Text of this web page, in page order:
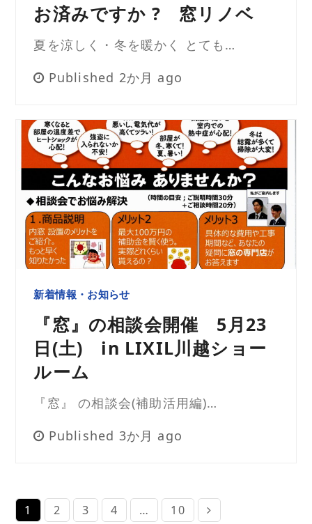
お済みですか ? 窓リノベ
夏を涼しく・冬を暖かく とても…
Published 2か月 ago
新着情報・お知らせ
『窓』の相談会開催 5月23
日(土) in LIXIL川越ショー
ルーム
『窓』 の相談会(補助活用編)…
Published 3か月 ago
Page
1 Page
2 Page
3 Page
4 … Page
10 Next